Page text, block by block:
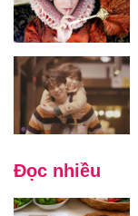
Đọc nhiều